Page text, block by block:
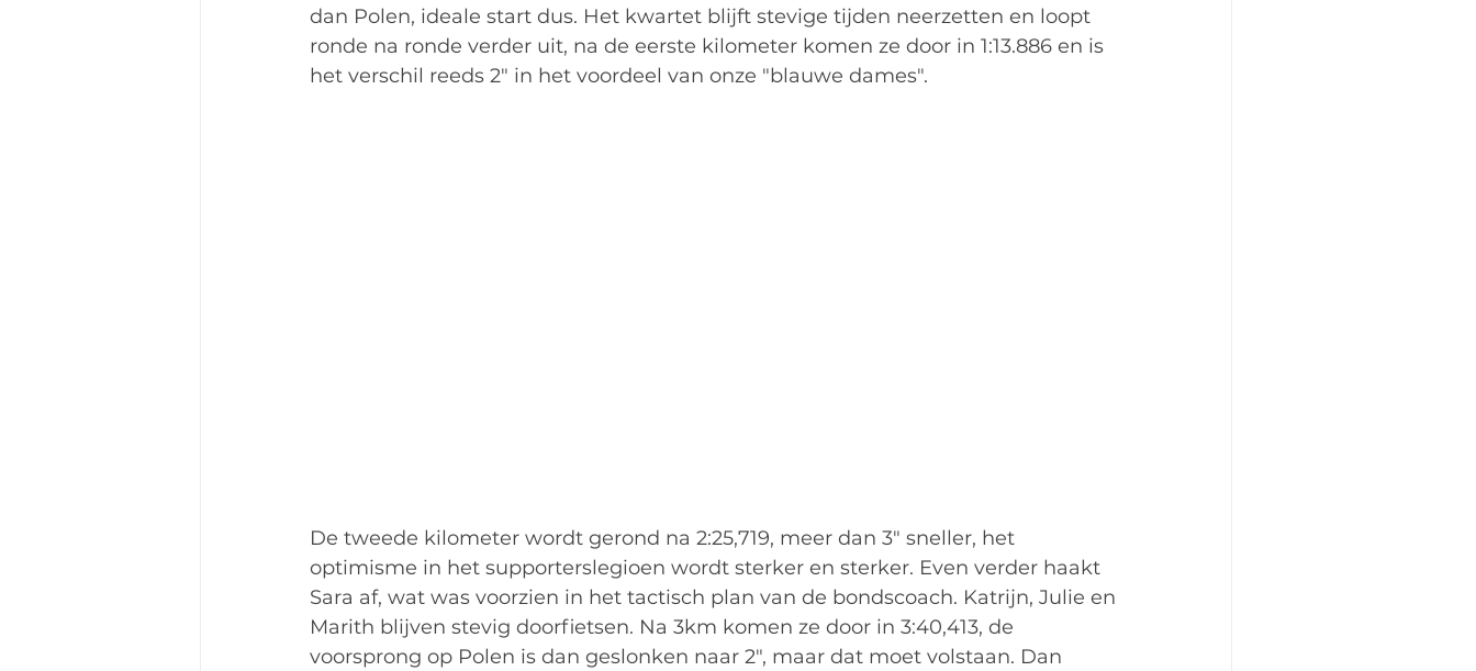
dan Polen, ideale start dus. Het kwartet blijft stevige tijden neerzetten en loopt
ronde na ronde verder uit, na de eerste kilometer komen ze door in 1:13.886 en is
het verschil reeds 2" in het voordeel van onze "blauwe dames".
De tweede kilometer wordt gerond na 2:25,719, meer dan 3" sneller, het
optimisme in het supporterslegioen wordt sterker en sterker. Even verder haakt
Sara af, wat was voorzien in het tactisch plan van de bondscoach. Katrijn, Julie en
Marith blijven stevig doorfietsen. Na 3km komen ze door in 3:40,413, de
voorsprong op Polen is dan geslonken naar 2", maar dat moet volstaan. Dan